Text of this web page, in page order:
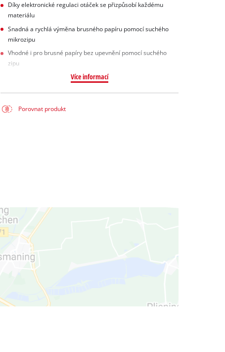
Díky elektronické regulaci otáček se přizpůsobí každému
materiálu
Snadná a rychlá výměna brusného papíru pomocí suchého
mikrozipu
Vhodné i pro brusné papíry bez upevnění pomocí suchého
zipu
Více informací
Porovnat produkt